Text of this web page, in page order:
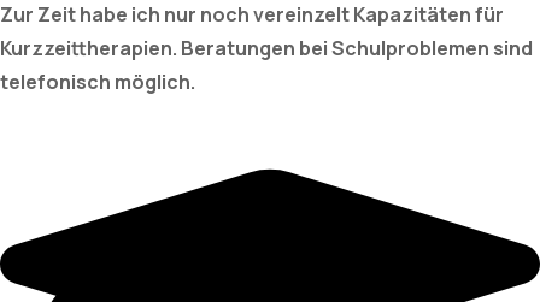
Zur Zeit habe ich nur noch vereinzelt Kapazitäten für
Kurzzeittherapien. Beratungen bei Schulproblemen sind
telefonisch möglich.